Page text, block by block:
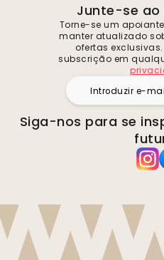
Junte-se ao
Torne-se um
manter atualizado
ofertas
subscrição em
Siga-nos para se